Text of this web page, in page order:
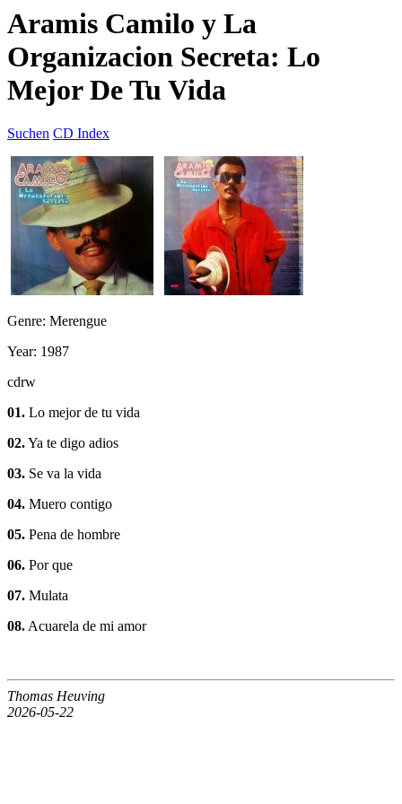
Aramis Camilo y La
Organizacion Secreta: Lo
Mejor De Tu Vida
Suchen CD Index
Genre: Merengue
Year: 1987
cdrw
01. Lo mejor de tu vida
02.Ya te digo adios
03. Se va la vida
04. Muero contigo
05. Pena de hombre
06. Por que
07. Mulata
08.Acuarela de mi amor
Thomas Heuving
2026-05-22